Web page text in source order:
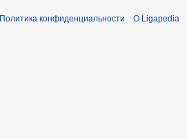
Политика конфиденциальности О Ligapedia